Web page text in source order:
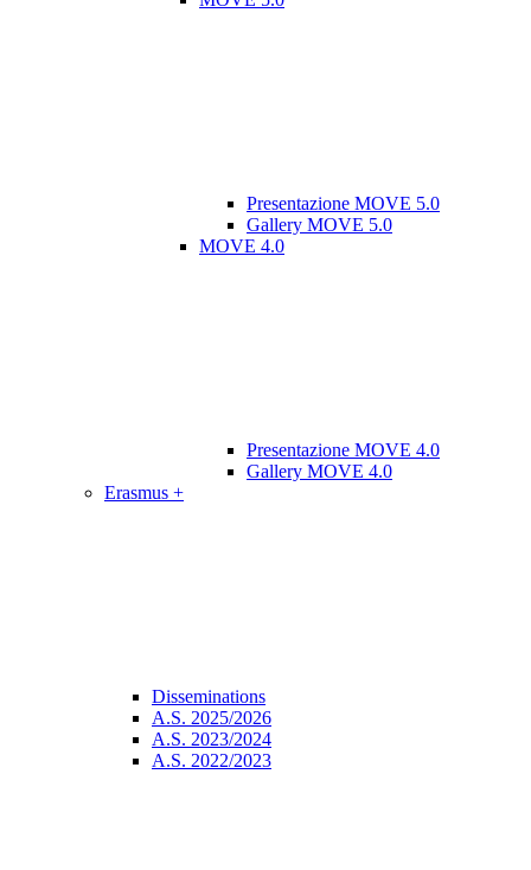
Presentazione MOVE 5.0
Gallery MOVE 5.0
MOVE 4.0
Presentazione MOVE 4.0
Gallery MOVE 4.0
Erasmus +
Disseminations
A.S. 2025/2026
A.S. 2023/2024
A.S. 2022/2023